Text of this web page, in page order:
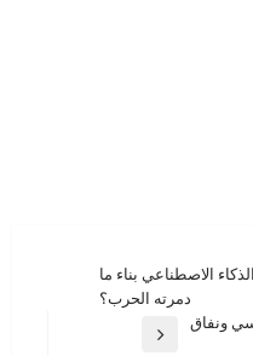
الاصطناعي بناء ما
دمرته الحرب؟
ونفاق